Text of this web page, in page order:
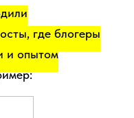
где блогеры
и опытом